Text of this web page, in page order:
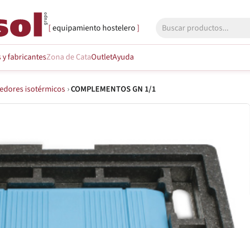
equipamiento hostelero
y fabricantesZona de CataOutletAyuda
isotérmicos ›COMPLEMENTOS GN 1/1